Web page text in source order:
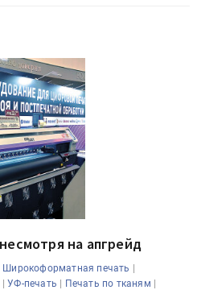
на апгрейд
Широкоформатная печать |
|УФ-печать | Печать по тканям |